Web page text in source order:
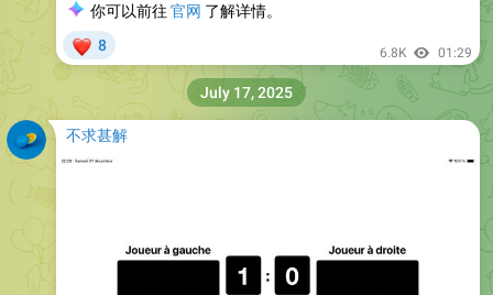
你可以前往 官网 了解详情。
8 6.8K 01:29
不求甚解
July 17, 2025